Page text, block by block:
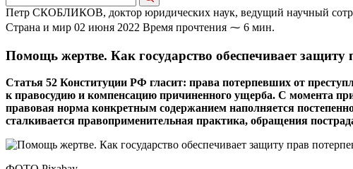
Петр СКОБЛИКОВ, доктор юридических наук, ведущий научный
Страна и мир 02 июня 2022 Время прочтения ⁓ 6 мин.
Помощь жертве. Как государство обеспечивает защиту
Статья 52 Конституции РФ гласит: права потерпевших от
к правосудию и компенсацию причиненного ущерба. С момента
правовая норма конкретным содержанием наполняется
сталкивается правоприменительная практика, обращения